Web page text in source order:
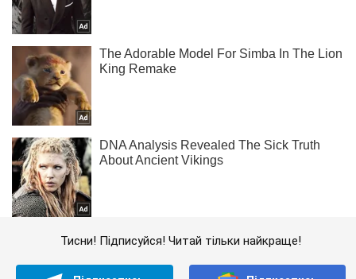
Тисни! Підписуйся! Читай тільки найкраще!